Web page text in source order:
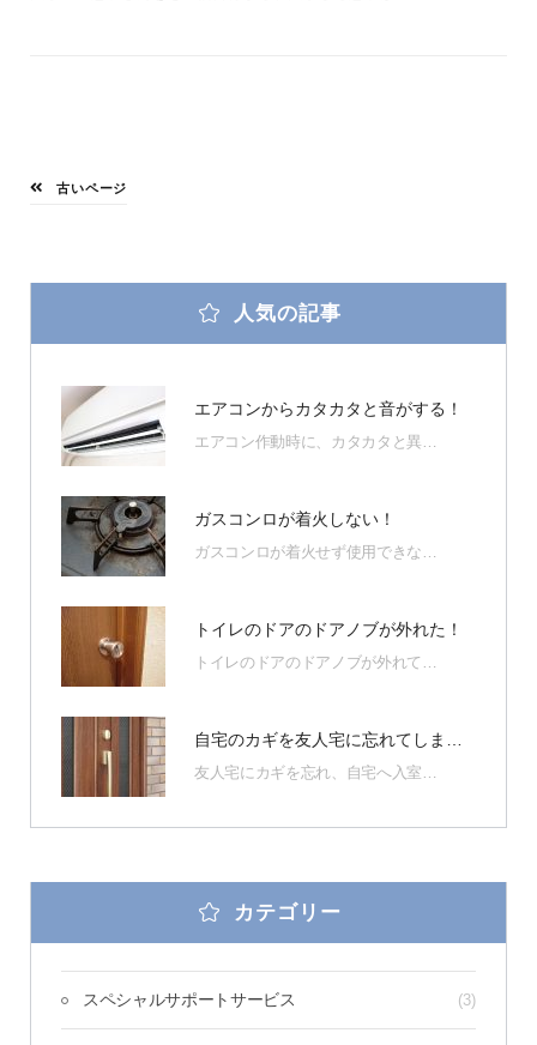
古いページ
人気の記事
エアコンからカタカタと音がする！
エアコン作動時に、カタカタと異…
ガスコンロが着火しない！
ガスコンロが着火せず使用できな…
トイレのドアのドアノブが外れた！
トイレのドアのドアノブが外れて…
友人宅にカギを忘れ、自宅へ入室…
カテゴリー
スペシャルサポートサービス (3)